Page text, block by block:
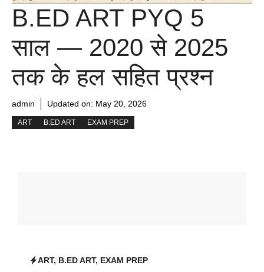
B.ED ART PYQ 5
साल — 2020 से 2025
तक के हल सहित प्रश्न
admin Updated on: May 20, 2026
ART B.ED ART EXAM PREP
ART, B.ED ART, EXAM PREP